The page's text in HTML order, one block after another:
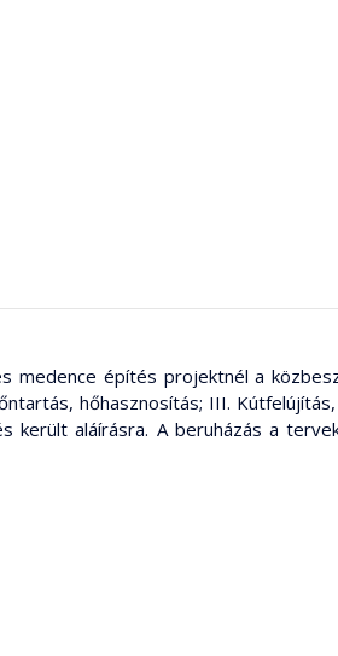
medence építés projektnél a
hőhasznosítás; III.
került aláírásra. A beruházás a